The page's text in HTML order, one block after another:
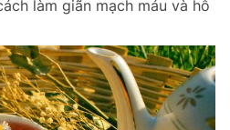
làm giãn mạch máu và hỗ